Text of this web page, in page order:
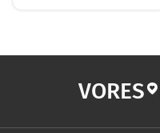
VORES